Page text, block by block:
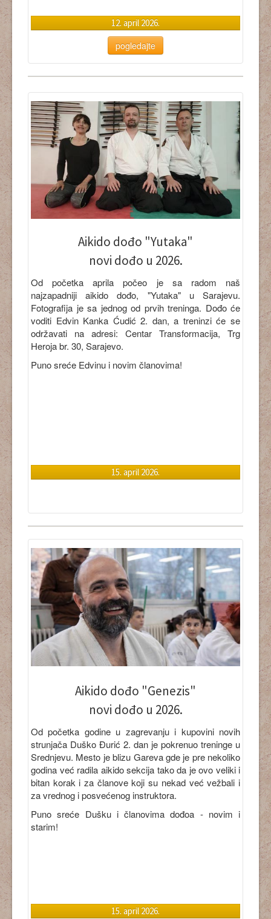
12. april 2026.
pogledajte
Aikido dođo "Yutaka"
novi dođo u 2026.
Od početka aprila počeo je sa radom naš
najzapadniji aikido dođo, "Yutaka" u Sarajevu.
Fotografija je sa jednog od prvih treninga. Dođo će
voditi Edvin Kanka Ćudić 2. dan, a treninzi će se
održavati na adresi: Centar Transformacija, Trg
Heroja br. 30, Sarajevo.
Puno sreće Edvinu i novim članovima!
15. april 2026.
Aikido dođo "Genezis"
novi dođo u 2026.
Od početka godine u zagrevanju i kupovini novih
strunjača Duško Đurić 2. dan je pokrenuo treninge u
Srednjevu. Mesto je blizu Gareva gde je pre nekoliko
godina već radila aikido sekcija tako da je ovo veliki i
bitan korak i za članove koji su nekad već vežbali i
za vrednog i posvećenog instruktora.
Puno sreće Dušku i članovima dođoa - novim i
starim!
15. april 2026.